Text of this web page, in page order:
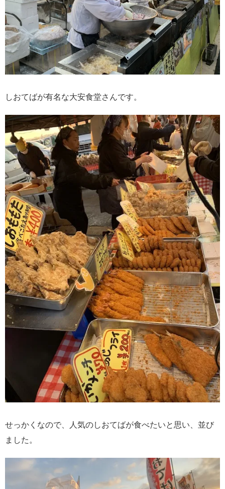
しおてばが有名な大安食堂さんです。
せっかくなので、人気のしおてばが食べたいと思い、並び
ました。